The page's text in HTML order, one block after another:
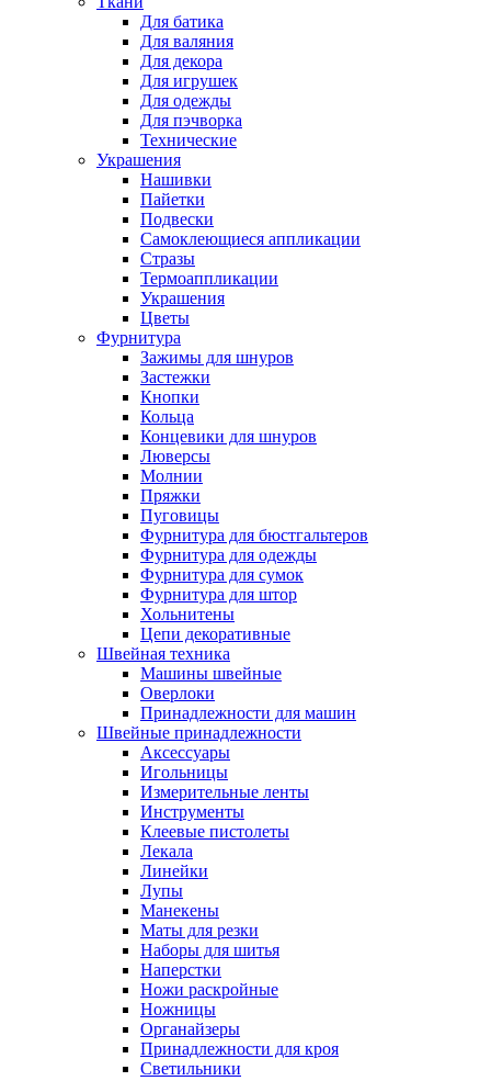
Для батика
Для валяния
Для декора
Для игрушек
Для одежды
Для пэчворка
Технические
Украшения
Нашивки
Пайетки
Подвески
Самоклеющиеся аппликации
Стразы
Термоаппликации
Украшения
Цветы
Фурнитура
Зажимы для шнуров
Застежки
Кнопки
Кольца
Концевики для шнуров
Люверсы
Молнии
Пряжки
Пуговицы
Фурнитура для бюстгальтеров
Фурнитура для одежды
Фурнитура для сумок
Фурнитура для штор
Хольнитены
Цепи декоративные
Швейная техника
Машины швейные
Оверлоки
Принадлежности для машин
Швейные принадлежности
Аксессуары
Игольницы
Измерительные ленты
Инструменты
Клеевые пистолеты
Лекала
Линейки
Лупы
Манекены
Маты для резки
Наборы для шитья
Наперстки
Ножи раскройные
Ножницы
Органайзеры
Принадлежности для кроя
Светильники